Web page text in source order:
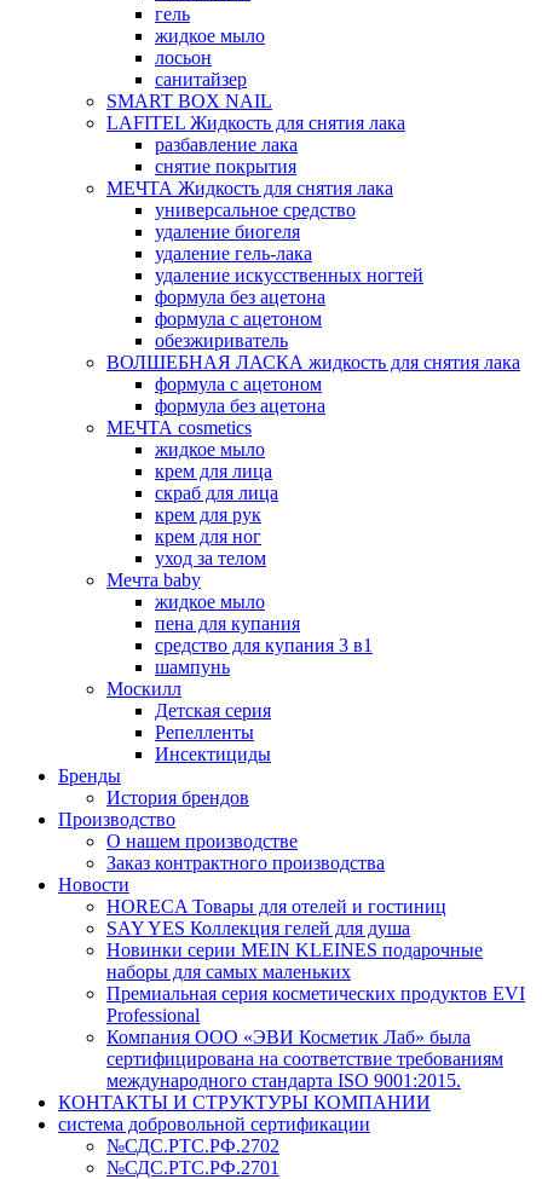
гель
жидкое мыло
лосьон
санитайзер
SMART BOX NAIL
LAFITEL Жидкость для снятия лака
разбавление лака
снятие покрытия
МЕЧТА Жидкость для снятия лака
универсальное средство
удаление биогеля
удаление гель-лака
удаление искусственных ногтей
формула без ацетона
формула с ацетоном
обезжириватель
ВОЛШЕБНАЯ ЛАСКА жидкость для снятия лака
формула с ацетоном
формула без ацетона
МЕЧТА cosmetics
жидкое мыло
крем для лица
скраб для лица
крем для рук
крем для ног
уход за телом
Мечта baby
жидкое мыло
пена для купания
средство для купания 3 в1
шампунь
Москилл
Детская серия
Репелленты
Инсектициды
Бренды
История брендов
Производство
О нашем производстве
Заказ контрактного производства
Новости
HORECA Товары для отелей и гостиниц
SAY YES Коллекция гелей для душа
Новинки серии MEIN KLEINES подарочные
наборы для самых маленьких
Премиальная серия косметических продуктов EVI
Professional
Компания ООО «ЭВИ Косметик Лаб» была
сертифицирована на соответствие требованиям
международного стандарта ISO 9001:2015.
КОНТАКТЫ И СТРУКТУРЫ КОМПАНИИ
система добровольной сертификации
№СДС.РТС.РФ.2702
№СДС.РТС.РФ.2701